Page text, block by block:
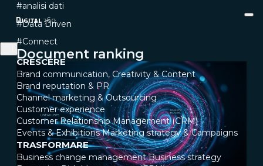
CRESCERE
Brand communication, Creativity & Content
Brand reputation & PR
Channel marketing & Outsourcing
Customer experience
Customer Relationship Management (CRM)
Events & Exhibitions Marketing strategy & Campaigns
TRASFORMARE
Business change management Business strategy
#analisi dati
#Data Driven
#Connect
Document ranking